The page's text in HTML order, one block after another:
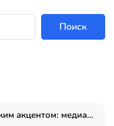
Поиск
Коммуникации с древнегреческим акцентом: медиаменеджер и журналист Владимир Дергачев запустил коммуникационное агентство «Сократ 2.0»